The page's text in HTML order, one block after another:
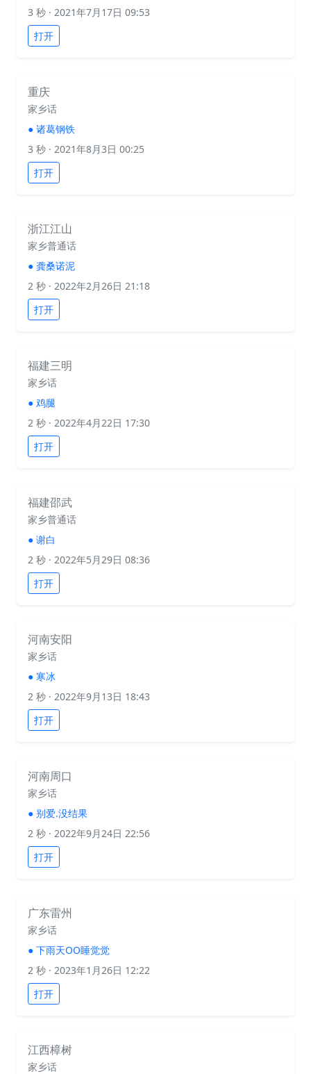
3 秒 · 2021年7月17日 09:53
打开
重庆
家乡话
● 诸葛钢铁
3 秒 · 2021年8月3日 00:25
打开
浙江江山
家乡普通话
● 龚桑诺泥
2 秒 · 2022年2月26日 21:18
打开
福建三明
家乡话
● 鸡腿
2 秒 · 2022年4月22日 17:30
打开
福建邵武
家乡普通话
● 谢白
2 秒 · 2022年5月29日 08:36
打开
河南安阳
家乡话
● 寒冰
2 秒 · 2022年9月13日 18:43
打开
河南周口
家乡话
● 别爱.没结果
2 秒 · 2022年9月24日 22:56
打开
广东雷州
家乡话
● 下雨天OO睡觉觉
2 秒 · 2023年1月26日 12:22
打开
江西樟树
家乡话